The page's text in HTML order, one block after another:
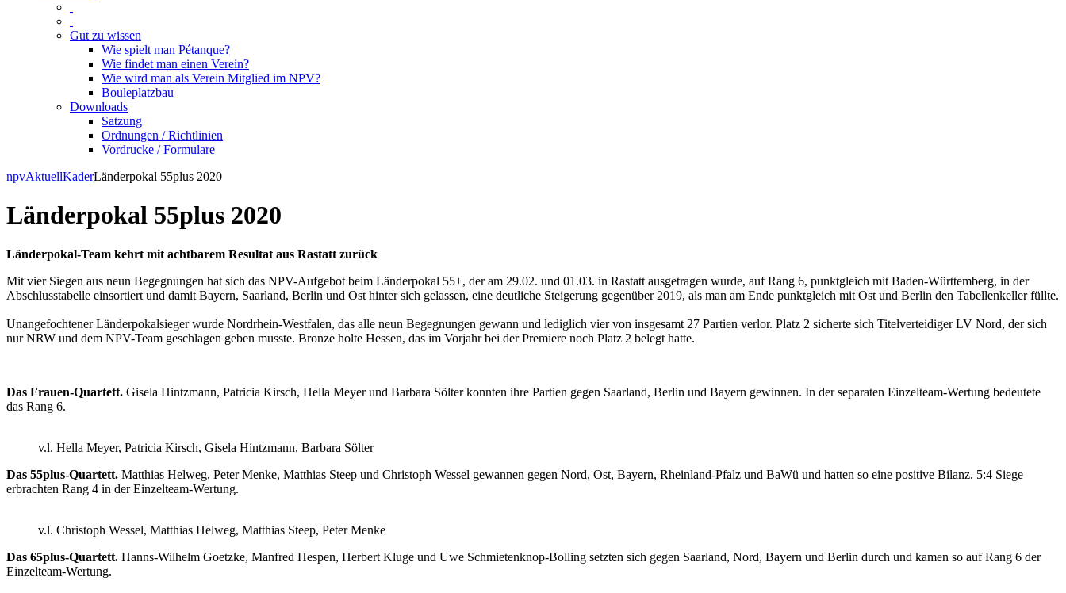
Gut zu wissen
Wie spielt man Pétanque?
Wie findet man einen Verein?
Wie wird man als Verein Mitglied im NPV?
Bouleplatzbau
Downloads
Satzung
Ordnungen / Richtlinien
Vordrucke / Formulare
Skip
content
npvAktuellKaderLänderpokal 55plus 2020
Länderpokal 55plus 2020
Länderpokal-Team kehrt mit achtbarem Resultat aus Rastatt zurück
Mit vier Siegen aus neun Begegnungen hat sich das NPV-Aufgebot beim Länderpokal 55+, der am 29.02. und 01.03. in Rastatt ausgetragen wurde, auf Rang 6, punktgleich mit Baden-Württemberg, in der
Abschlusstabelle einsortiert und damit Bayern, Saarland, Berlin und Ost hinter sich gelassen, eine deutliche Steigerung gegenüber 2019, als man am Ende punktgleich mit Ost und Berlin den Tabellenkeller füllte.
Unangefochtener Länderpokalsieger wurde Nordrhein-Westfalen, das alle neun Begegnungen gewann und lediglich vier von insgesamt 27 Partien verlor. Platz 2 sicherte sich Titelverteidiger LV Nord, der sich
nur NRW und dem NPV-Team geschlagen geben musste. Bronze holte Hessen, das im Vorjahr bei der Premiere noch Platz 2 belegt hatte.
Das Frauen-Quartett. Gisela Hintzmann, Patricia Kirsch, Hella Meyer und Barbara Sölter konnten ihre Partien gegen Saarland, Berlin und Bayern gewinnen. In der separaten Einzelteam-Wertung bedeutete
das Rang 6.
v.l. Hella Meyer, Patricia Kirsch, Gisela Hintzmann, Barbara Sölter
Das 55plus-Quartett. Matthias Helweg, Peter Menke, Matthias Steep und Christoph Wessel gewannen gegen Nord, Ost, Bayern, Rheinland-Pfalz und BaWü und hatten so eine positive Bilanz. 5:4 Siege
erbrachten Rang 4 in der Einzelteam-Wertung.
v.l. Christoph Wessel, Matthias Helweg, Matthias Steep, Peter Menke
Das 65plus-Quartett. Hanns-Wilhelm Goetzke, Manfred Hespen, Herbert Kluge und Uwe Schmietenknop-Bolling setzten sich gegen Saarland, Nord, Bayern und Berlin durch und kamen so auf Rang 6 der
Einzelteam-Wertung.